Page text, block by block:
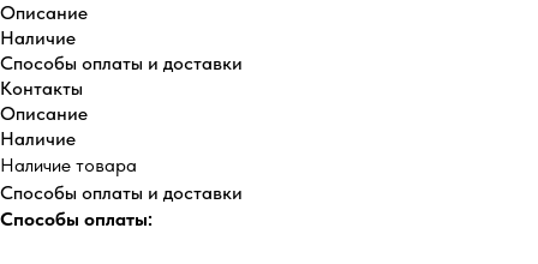
Описание
Наличие
Способы оплаты и доставки
Контакты
Описание
Наличие
Наличие товара
Способы оплаты и доставки
Способы оплаты: